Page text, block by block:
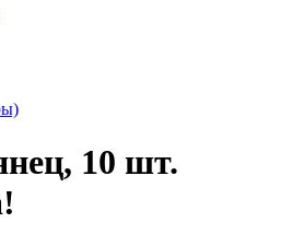
10 шт.